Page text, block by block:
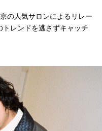
の人気サロンによるリレー
レンドを逃さずキャッチ